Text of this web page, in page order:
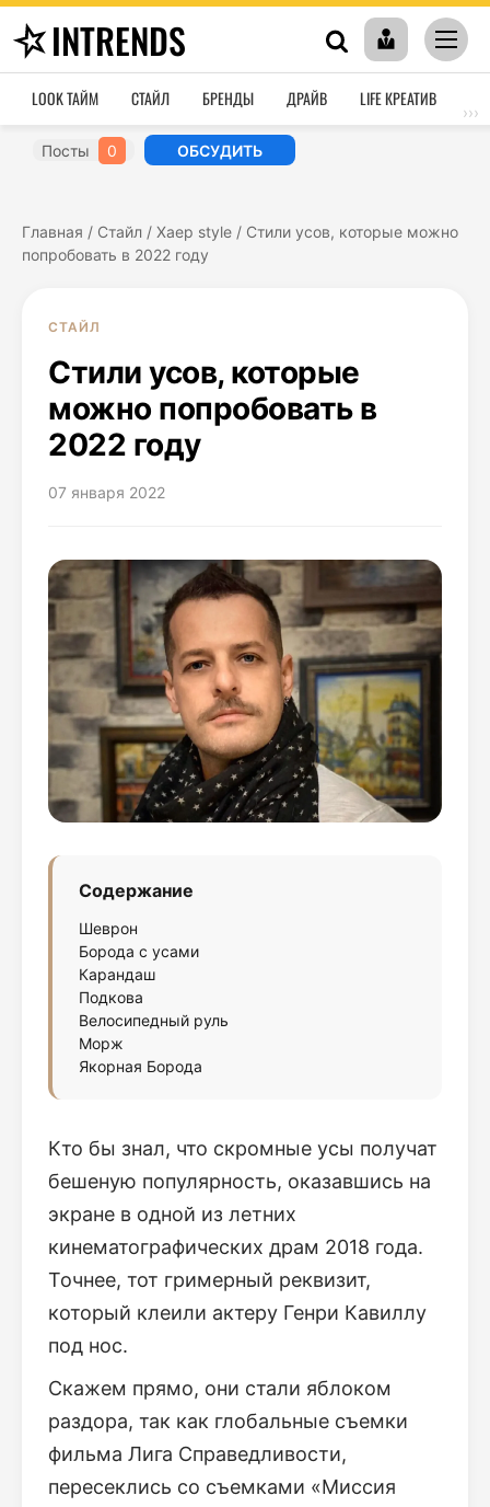
INTRENDS
LOOK ТАЙМ СТАЙЛ БРЕНДЫ ДРАЙВ LIFE КРЕАТИВ
›››
Посты 0 ОБСУДИТЬ
Главная / Стайл / Хаер style / Стили усов, которые можно
попробовать в 2022 году
СТАЙЛ
Стили усов, которые
можно попробовать в
2022 году
07 января 2022
Содержание
Шеврон
Борода с усами
Карандаш
Подкова
Велосипедный руль
Морж
Якорная Борода
Кто бы знал, что скромные усы получат
бешеную популярность, оказавшись на
экране в одной из летних
кинематографических драм 2018 года.
Точнее, тот гримерный реквизит,
который клеили актеру Генри Кавиллу
под нос.
Скажем прямо, они стали яблоком
раздора, так как глобальные съемки
фильма Лига Справедливости,
пересеклись со съемками «Миссия